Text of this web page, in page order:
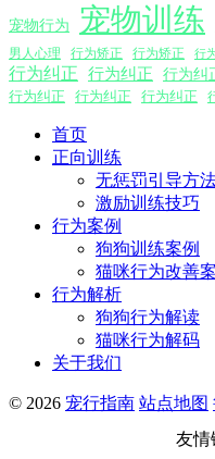
宠物行为 宠物训练
男人心理 行为矫正 行为矫正 行
行为纠正 行为纠正 行为纠
行为纠正
行为纠正 行为纠正
首页
正向训练
无惩罚引导方
激励训练技巧
行为案例
狗狗训练案例
猫咪行为改善
行为解析
狗狗行为解读
猫咪行为解码
关于我们
© 2026 宠行指南 站点地图
友情